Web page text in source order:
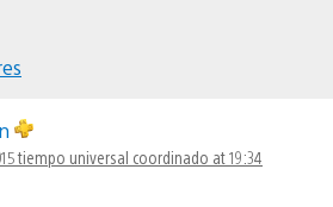
tiempo universal coordinado at 19:34